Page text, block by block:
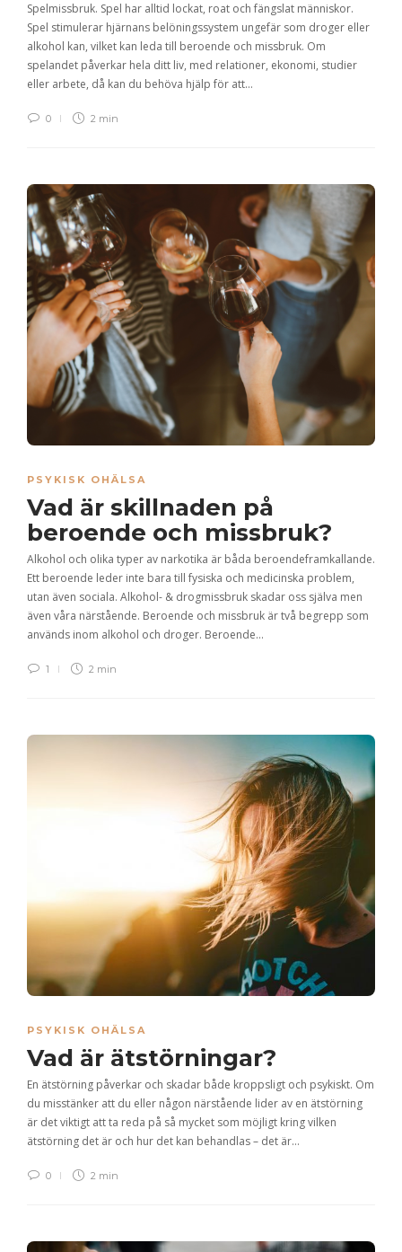
Spelmissbruk. Spel har alltid lockat, roat och fängslat människor.
Spel stimulerar hjärnans belöningssystem ungefär som droger eller
alkohol kan, vilket kan leda till beroende och missbruk. Om
spelandet påverkar hela ditt liv, med relationer, ekonomi, studier
eller arbete, då kan du behöva hjälp för att…
0 2 min
PSYKISK OHÄLSA
Vad är skillnaden på
beroende och missbruk?
Alkohol och olika typer av narkotika är båda beroendeframkallande.
Ett beroende leder inte bara till fysiska och medicinska problem,
utan även sociala. Alkohol- & drogmissbruk skadar oss själva men
även våra närstående. Beroende och missbruk är två begrepp som
används inom alkohol och droger. Beroende…
1 2 min
PSYKISK OHÄLSA
Vad är ätstörningar?
En ätstörning påverkar och skadar både kroppsligt och psykiskt. Om
du misstänker att du eller någon närstående lider av en ätstörning
är det viktigt att ta reda på så mycket som möjligt kring vilken
ätstörning det är och hur det kan behandlas – det är…
0 2 min